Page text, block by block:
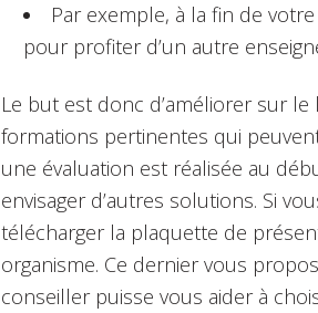
Par exemple, à la fin de
pour profiter d’un autre
Le but est donc d’améliorer sur
formations pertinentes qui
une évaluation est réalisée au
envisager d’autres solutions. Si
télécharger la plaquette de
organisme. Ce dernier vous
conseiller puisse vous aider à